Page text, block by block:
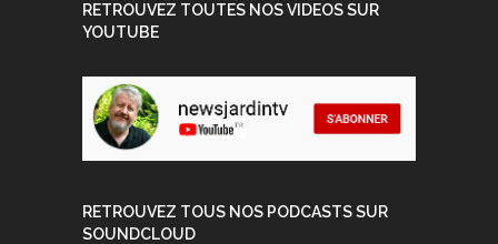
RETROUVEZ TOUTES NOS VIDEOS SUR
YOUTUBE
RETROUVEZ TOUS NOS PODCASTS SUR
SOUNDCLOUD